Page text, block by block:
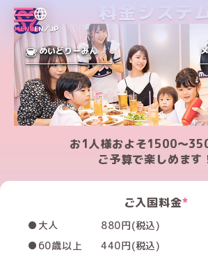
MENUEN／JP
めいどりーみん
料金システム
お1人様およそ1500～
ご予算で楽しめます
ご入国料金*
●大人
880円(税込)
●60歳以上
440円(税込)